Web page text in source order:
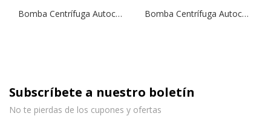
Bomba Centrífuga Autocebante Tipo Jet NGLM 3/13 | 1,0 HP | 220 V. Bomba Centrífuga Autocebante NGX 6/18 | 2,0 HP | 380 V.
Subscríbete a nuestro boletín
No te pierdas de los cupones y ofertas